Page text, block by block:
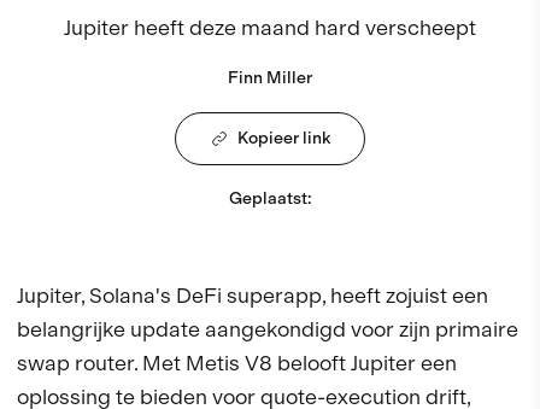
Jupiter heeft deze maand hard verscheept
Finn Miller
Kopieer link
Geplaatst:
Jupiter, Solana's DeFi superapp, heeft zojuist een
belangrijke update aangekondigd voor zijn primaire
swap router. Met Metis V8 belooft Jupiter een
oplossing te bieden voor quote-execution drift,